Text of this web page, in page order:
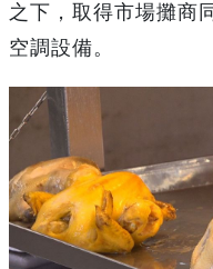
之下，取得市場攤商
空調設備。